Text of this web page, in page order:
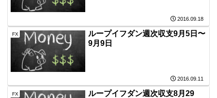
2016.09.18
FX
ループイフダン週次収支9月5日〜
9月9日
2016.09.11
FX
ループイフダン週次収支8月29